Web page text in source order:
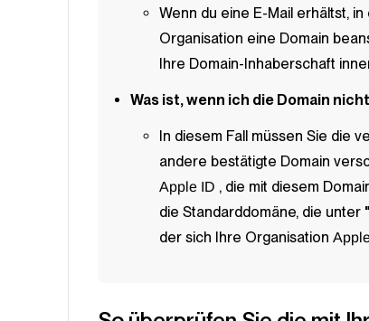
Wenn du eine E-Mail erhältst,
Organisation eine Domain
Ihre Domain-Inhaberschaft
Was ist, wenn ich die Domain
In diesem Fall müssen Sie die
andere bestätigte Domain
Apple ID , die mit diesem
die Standarddomäne, die unter
der sich Ihre Organisation